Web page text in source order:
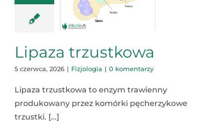
Lipaza trzustkowa
5 czerwca, 2026 | Fizjologia | 0 komentarzy
Lipaza trzustkowa to enzym trawienny
produkowany przez komórki pęcherzykowe
trzustki. [...]